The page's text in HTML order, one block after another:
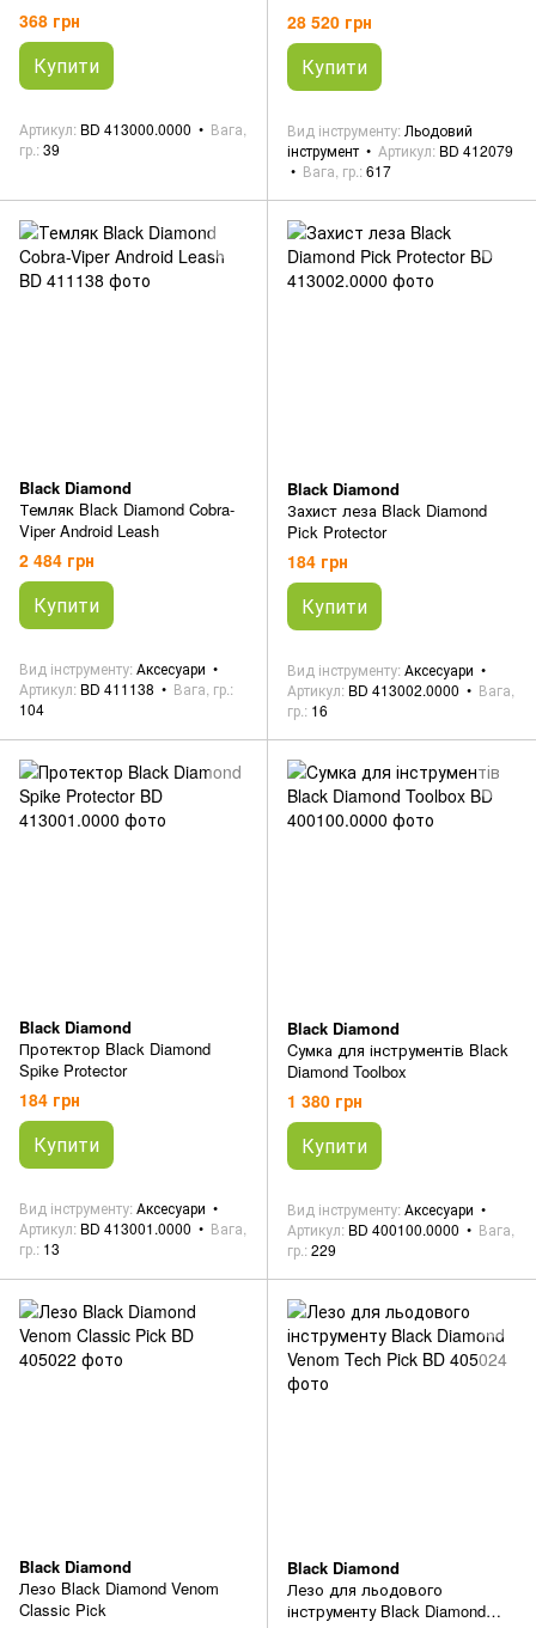
368 грн
Купити
Артикул BD 413000.0000
Вага,
гр. 39
28 520 грн
Купити
Вид інструменту Льодовий
інструмент
Артикул BD 412079
Вага, гр. 617
Black Diamond
Темляк Black Diamond Cobra-
Viper Android Leash
2 484 грн
Купити
Вид інструменту Аксесуари
Артикул BD 411138
Вага, гр.
104
Black Diamond
Захист леза Black Diamond
Pick Protector
184 грн
Купити
Вид інструменту Аксесуари
Артикул BD 413002.0000
Вага,
гр. 16
Black Diamond
Протектор Black Diamond
Spike Protector
184 грн
Купити
Вид інструменту Аксесуари
Артикул BD 413001.0000
Вага,
гр. 13
Black Diamond
Cумка для інструментів Black
Diamond Toolbox
1 380 грн
Купити
Вид інструменту Аксесуари
Артикул BD 400100.0000
Вага,
гр. 229
Black Diamond
Лезо Black Diamond Venom
Classic Pick
Black Diamond
Лезо для льодового
інструменту Black Diamond